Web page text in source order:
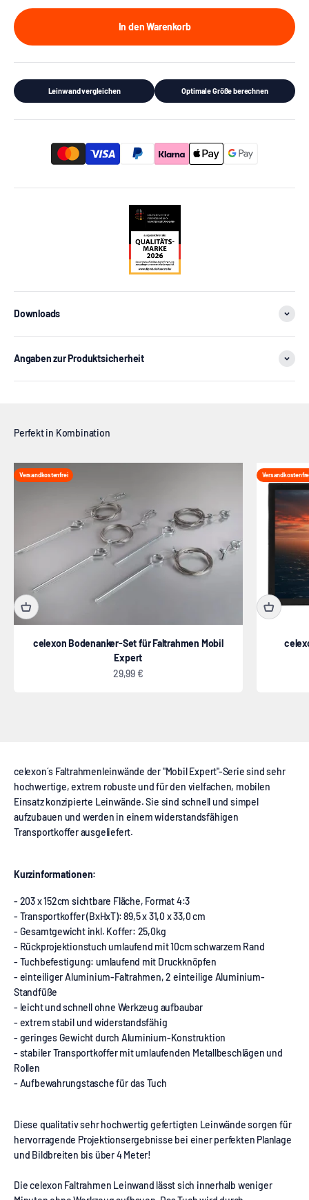
In den Warenkorb
Leinwand vergleichen Optimale Größe berechnen
Downloads
Angaben zur Produktsicherheit
Versandkostenfrei
celexon Bodenanker-Set für Faltrahmen Mobil
Expert
Angebot
29,99 €
Faltrahmenleinwand
celexon´s Faltrahmenleinwände der "Mobil Expert"-Serie sind sehr
hochwertige, extrem robuste und für den vielfachen, mobilen
Einsatz konzipierte Leinwände. Sie sind schnell und simpel
aufzubauen und werden in einem widerstandsfähigen
Transportkoffer ausgeliefert.
Kurzinformationen:
- 203 x 152cm sichtbare Fläche, Format 4:3
- Transportkoffer (BxHxT): 89,5 x 31,0 x 33,0 cm
- Gesamtgewicht inkl. Koffer: 25,0kg
- Rückprojektionstuch umlaufend mit 10cm schwarzem Rand
- Tuchbefestigung: umlaufend mit Druckknöpfen
- einteiliger Aluminium-Faltrahmen, 2 einteilige Aluminium-
Standfüße
- leicht und schnell ohne Werkzeug aufbaubar
- extrem stabil und widerstandsfähig
- geringes Gewicht durch Aluminium-Konstruktion
- stabiler Transportkoffer mit umlaufenden Metallbeschlägen und
Rollen
- Aufbewahrungstasche für das Tuch
Diese qualitativ sehr hochwertig gefertigten Leinwände sorgen für
hervorragende Projektionsergebnisse bei einer perfekten Planlage
und Bildbreiten bis über 4 Meter!
Die celexon Faltrahmen Leinwand lässt sich innerhalb weniger